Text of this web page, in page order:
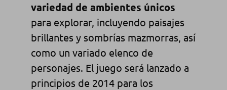
variedad de ambientes únicos
para explorar, incluyendo paisajes
brillantes y sombrías mazmorras, así
como un variado elenco de
personajes. El juego será lanzado a
principios de 2014 para los